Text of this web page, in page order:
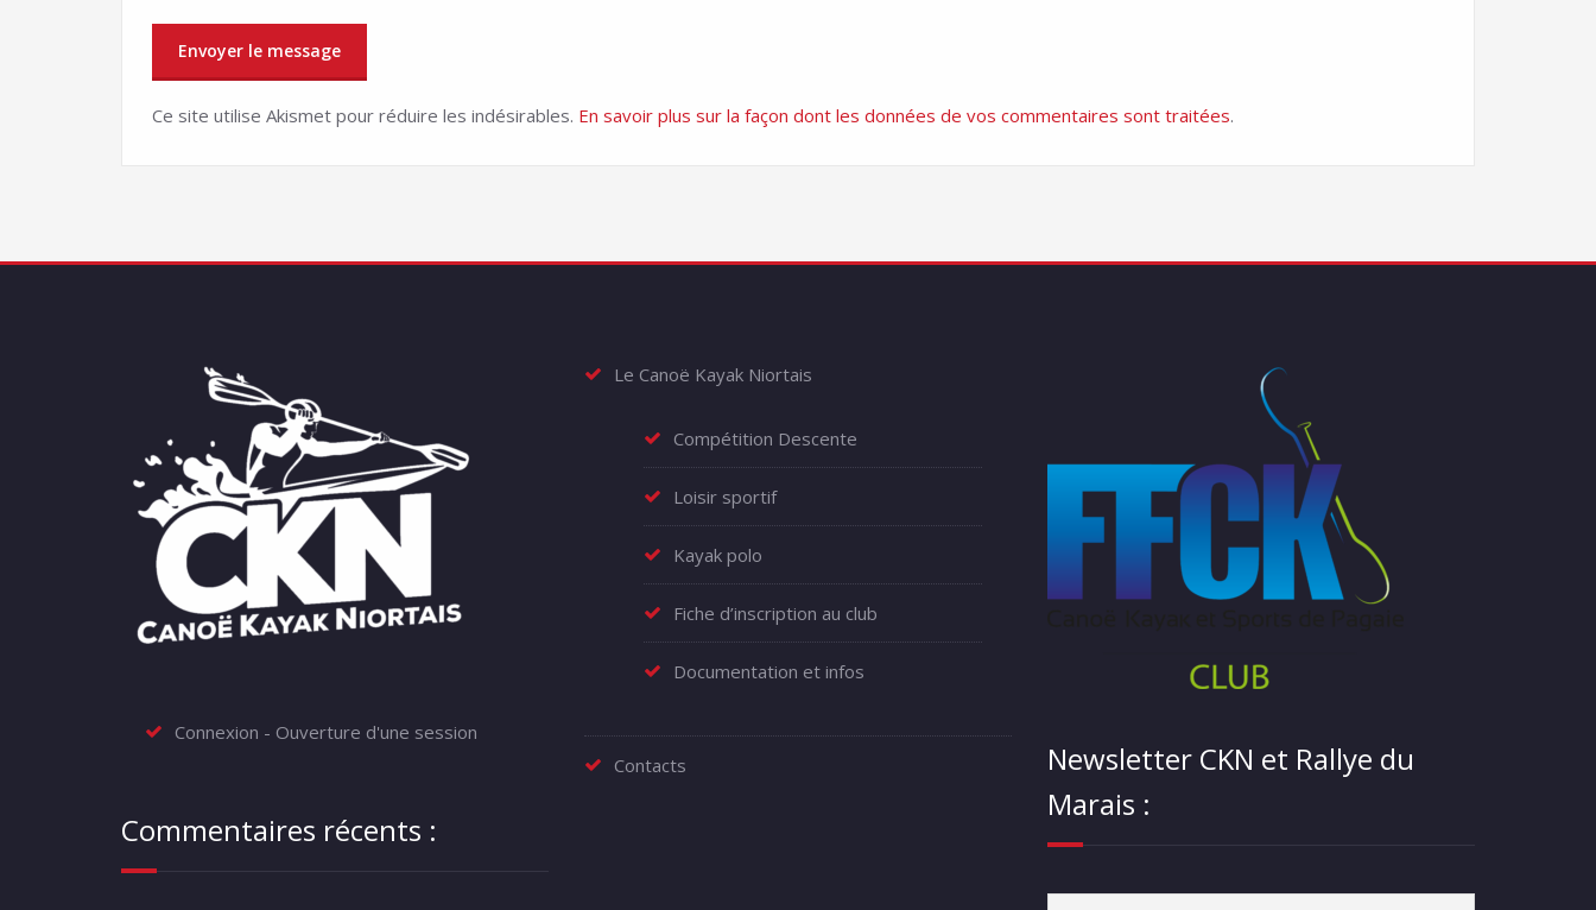
Ce site utilise Akismet pour réduire les indésirables. En savoir plus sur la façon dont les données de vos commentaires sont traitées.
Connexion - Ouverture d'une session
Commentaires récents :
Le Canoë Kayak Niortais
Compétition Descente
Loisir sportif
Kayak polo
Fiche d’inscription au club
Documentation et infos
Contacts
Newsletter CKN et Rallye du
Marais :